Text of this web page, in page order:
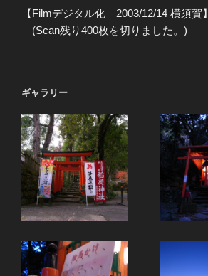
【Filmデジタル化 2003/12/14 横須賀】
(Scan残り400枚を切りました。)
ギャラリー